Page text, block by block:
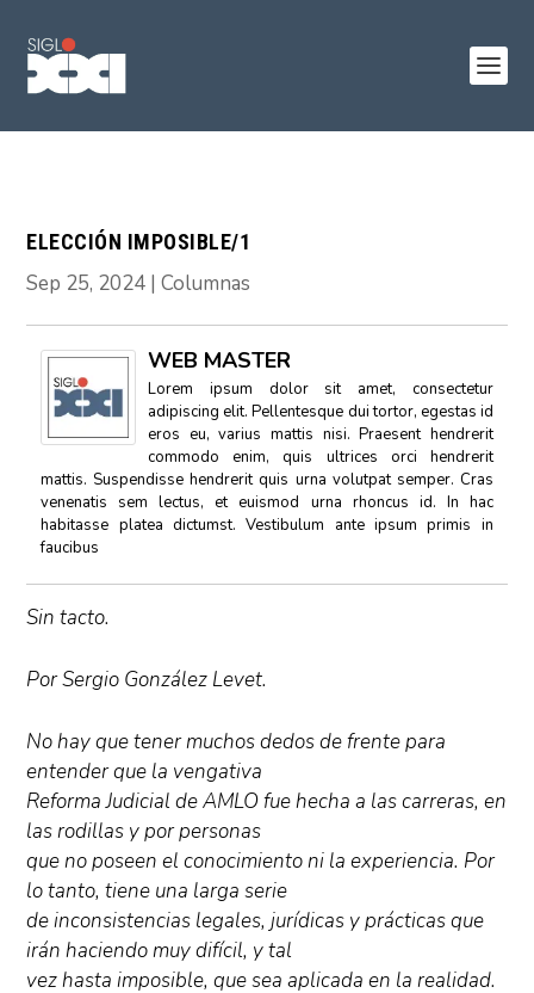
ELECCIÓN IMPOSIBLE/1
Sep 25, 2024 |Columnas
WEB MASTER
Lorem ipsum dolor sit amet, consectetur
adipiscing elit. Pellentesque dui tortor, egestas id
eros eu, varius mattis nisi. Praesent hendrerit
commodo enim, quis ultrices orci hendrerit
mattis. Suspendisse hendrerit quis urna volutpat semper. Cras
venenatis sem lectus, et euismod urna rhoncus id. In hac
habitasse platea dictumst. Vestibulum ante ipsum primis in
faucibus
Sin tacto.
Por Sergio González Levet.
No hay que tener muchos dedos de frente para
entender que la vengativa
Reforma Judicial de AMLO fue hecha a las carreras, en
las rodillas y por personas
que no poseen el conocimiento ni la experiencia. Por
lo tanto, tiene una larga serie
de inconsistencias legales, jurídicas y prácticas que
irán haciendo muy difícil, y tal
vez hasta imposible, que sea aplicada en la realidad.